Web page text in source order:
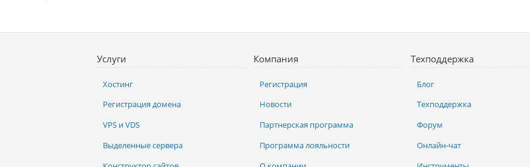
Услуги
Хостинг
Регистрация домена
VPS и VDS
Выделенные сервера
Компания
Регистрация
Новости
Партнерская программа
Программа лояльности
Техподдержка
Блог
Техподдержка
Форум
Онлайн-чат